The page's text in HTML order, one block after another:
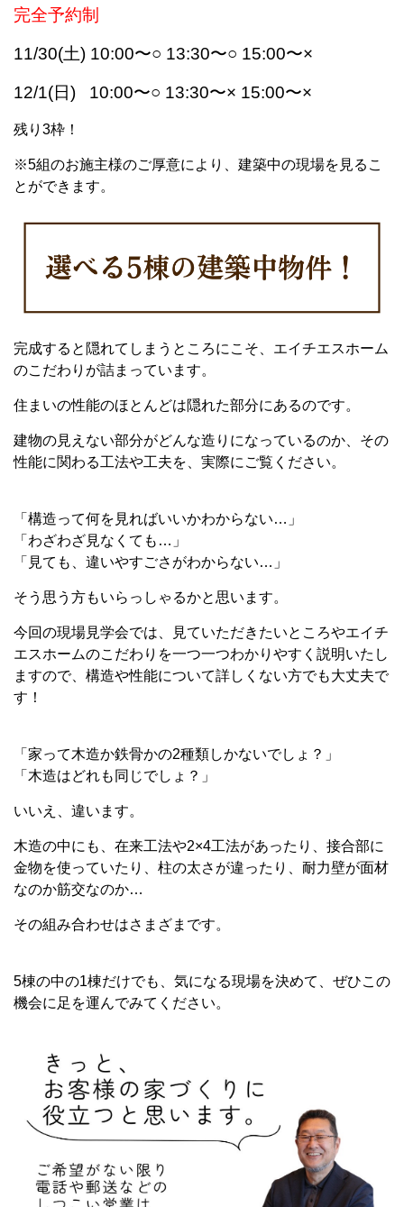
完全予約制
11/30(土) 10:00〜○ 13:30〜○ 15:00〜×
12/1(日) 10:00〜○ 13:30〜× 15:00〜×
残り3枠！
※5組のお施主様のご厚意により、建築中の現場を見るこ
とができます。
完成すると隠れてしまうところにこそ、エイチエスホーム
のこだわりが詰まっています。
住まいの性能のほとんどは隠れた部分にあるのです。
建物の見えない部分がどんな造りになっているのか、その
性能に関わる工法や工夫を、実際にご覧ください。
「構造って何を見ればいいかわからない…」
「わざわざ見なくても…」
「見ても、違いやすごさがわからない…」
そう思う方もいらっしゃるかと思います。
今回の現場見学会では、見ていただきたいところやエイチ
エスホームのこだわりを一つ一つわかりやすく説明いたし
ますので、構造や性能について詳しくない方でも大丈夫で
す！
「家って木造か鉄骨かの2種類しかないでしょ？」
「木造はどれも同じでしょ？」
いいえ、違います。
木造の中にも、在来工法や2×4工法があったり、接合部に
金物を使っていたり、柱の太さが違ったり、耐力壁が面材
なのか筋交なのか…
その組み合わせはさまざまです。
5棟の中の1棟だけでも、気になる現場を決めて、ぜひこの
機会に足を運んでみてください。